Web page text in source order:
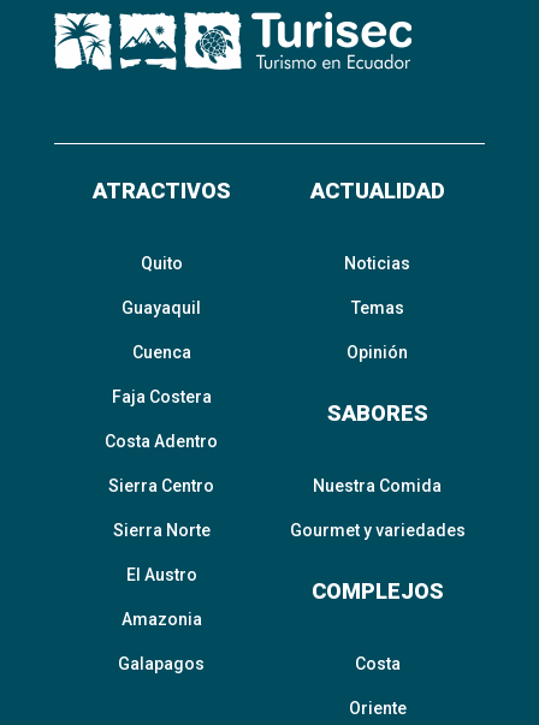
ATRACTIVOS
Quito
Guayaquil
Cuenca
Faja Costera
Costa Adentro
Sierra Centro
Sierra Norte
El Austro
Amazonia
Galapagos
ACTUALIDAD
Noticias
Temas
Opinión
SABORES
Nuestra Comida
Gourmet y variedades
COMPLEJOS
Costa
Oriente